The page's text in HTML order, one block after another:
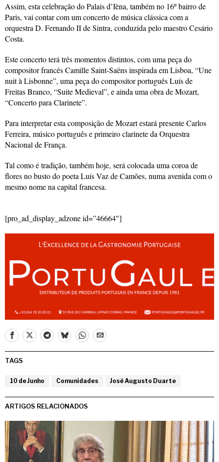
Assim, esta celebração do Palais d’Ièna, também no 16º bairro de
Paris, vai contar com um concerto de música clássica com a
orquestra D. Fernando II de Sintra, conduzida pelo maestro Cesário
Costa.
Este concerto terá três momentos distintos, com uma peça do
compositor francês Camille Saint-Saëns inspirada em Lisboa, “Une
nuit à Lisbonne”, uma peça do compositor português Luís de
Freitas Branco, “Suite Medieval”, e ainda uma obra de Mozart,
“Concerto para Clarinete”.
Para interpretar esta composição de Mozart estará presente Carlos
Ferreira, músico português e primeiro clarinete da Orquestra
Nacional de França.
Tal como é tradição, também hoje, será colocada uma coroa de
flores no busto do poeta Luís Vaz de Camões, numa avenida com o
mesmo nome na capital francesa.
[pro_ad_display_adzone id=”46664″]
TAGS
10 de Junho Comunidades José Augusto Duarte
ARTIGOS RELACIONADOS